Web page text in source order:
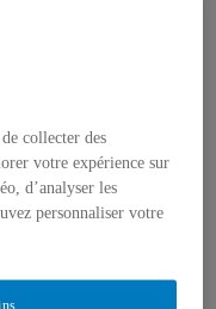
sociale et
et touristiques
ressources humaines
collecter des
votre expérience sur
d’analyser les
personnaliser votre